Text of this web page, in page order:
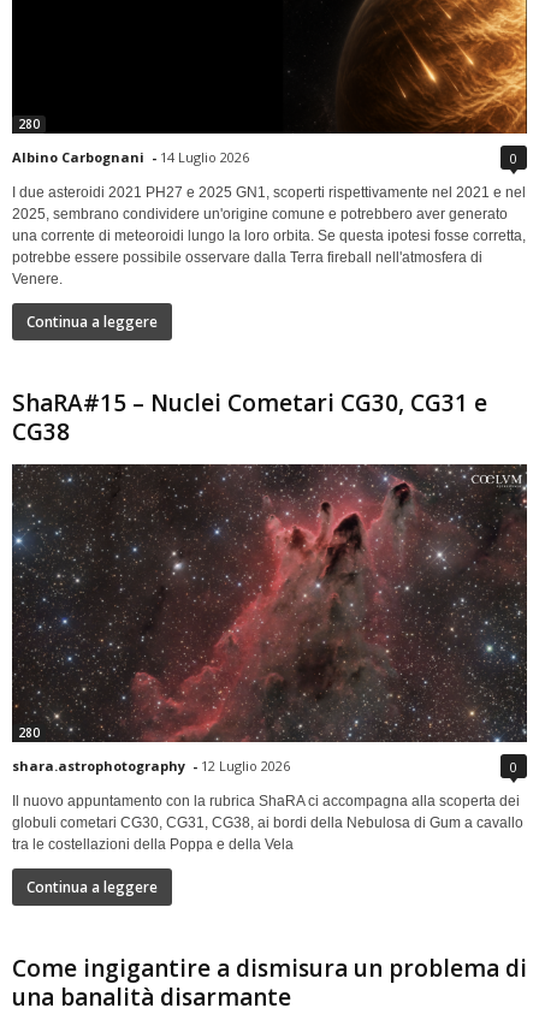
280
Albino Carbognani - 14 Luglio 2026 0
I due asteroidi 2021 PH27 e 2025 GN1, scoperti rispettivamente nel 2021 e nel
2025, sembrano condividere un'origine comune e potrebbero aver generato
una corrente di meteoroidi lungo la loro orbita. Se questa ipotesi fosse corretta,
potrebbe essere possibile osservare dalla Terra fireball nell'atmosfera di
Venere.
Continua a leggere
ShaRA#15 – Nuclei Cometari CG30, CG31 e
CG38
280
shara.astrophotography - 12 Luglio 2026 0
Il nuovo appuntamento con la rubrica ShaRA ci accompagna alla scoperta dei
globuli cometari CG30, CG31, CG38, ai bordi della Nebulosa di Gum a cavallo
tra le costellazioni della Poppa e della Vela
Continua a leggere
Come ingigantire a dismisura un problema di
una banalità disarmante